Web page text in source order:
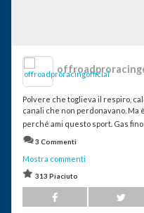
Polvere che toglieva il respiro,
canali che non perdonavano.
perché ami questo sport. Gas fino
3 Commenti
Mostra commenti
313 Piaciuto